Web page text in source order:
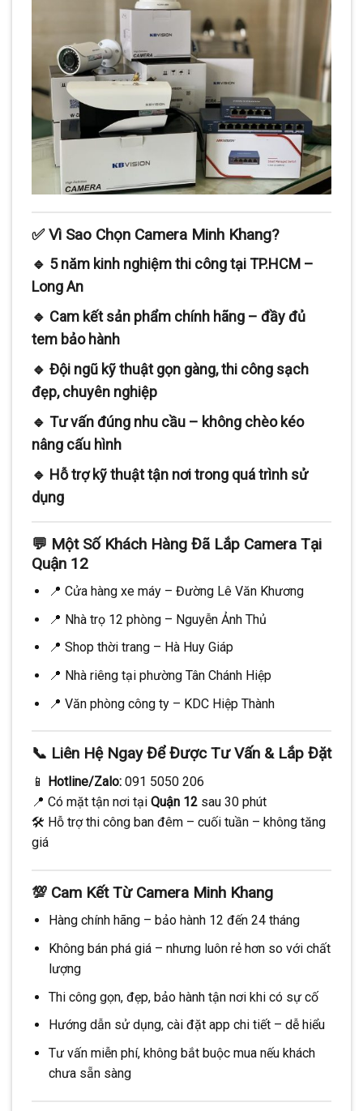
✅ Vì Sao Chọn Camera Minh Khang?
🔹 5 năm kinh nghiệm thi công tại TP.HCM –
Long An
🔹 Cam kết sản phẩm chính hãng – đầy đủ
tem bảo hành
🔹 Đội ngũ kỹ thuật gọn gàng, thi công sạch
đẹp, chuyên nghiệp
🔹 Tư vấn đúng nhu cầu – không chèo kéo
nâng cấu hình
🔹 Hỗ trợ kỹ thuật tận nơi trong quá trình sử
dụng
💬 Một Số Khách Hàng Đã Lắp Camera Tại
Quận 12
📍 Cửa hàng xe máy – Đường Lê Văn Khương
📍 Nhà trọ 12 phòng – Nguyễn Ảnh Thủ
📍 Shop thời trang – Hà Huy Giáp
📍 Nhà riêng tại phường Tân Chánh Hiệp
📍 Văn phòng công ty – KDC Hiệp Thành
📞 Liên Hệ Ngay Để Được Tư Vấn & Lắp Đặt
📱 Hotline/Zalo: 091 5050 206
📍 Có mặt tận nơi tại Quận 12 sau 30 phút
🛠️ Hỗ trợ thi công ban đêm – cuối tuần – không tăng
giá
💯 Cam Kết Từ Camera Minh Khang
Hàng chính hãng – bảo hành 12 đến 24 tháng
Không bán phá giá – nhưng luôn rẻ hơn so với chất
lượng
Thi công gọn, đẹp, bảo hành tận nơi khi có sự cố
Hướng dẫn sử dụng, cài đặt app chi tiết – dễ hiểu
Tư vấn miễn phí, không bắt buộc mua nếu khách
chưa sẵn sàng